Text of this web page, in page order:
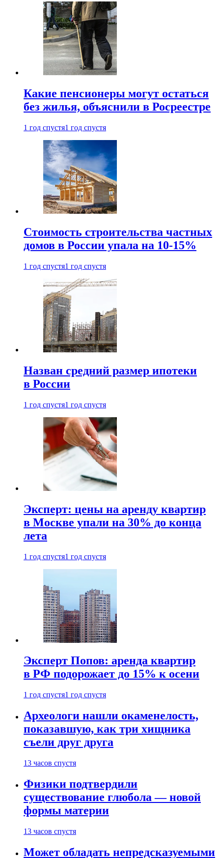
Какие пенсионеры могут остаться
без жилья, объяснили в Росреестре
1 год спустя1 год спустя
Стоимость строительства частных
домов в России упала на 10-15%
1 год спустя1 год спустя
Назван средний размер ипотеки
в России
1 год спустя1 год спустя
Эксперт: цены на аренду квартир
в Москве упали на 30% до конца
лета
1 год спустя1 год спустя
Эксперт Попов: аренда квартир
в РФ подорожает до 15% к осени
1 год спустя1 год спустя
Археологи нашли окаменелость,
показавшую, как три хищника
съели друг друга
13 часов спустя
Физики подтвердили
существование глюбола — новой
формы материи
13 часов спустя
Может обладать непредсказуемыми